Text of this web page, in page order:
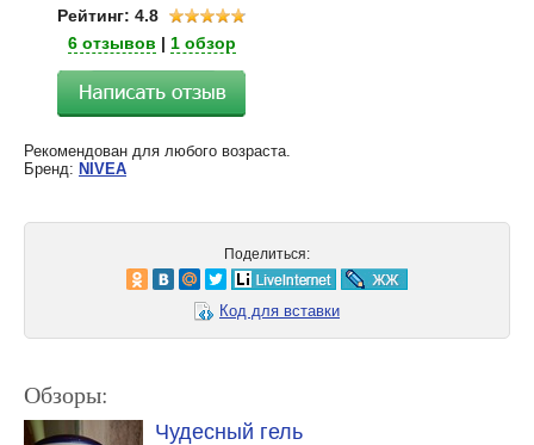
Рейтинг: 4.8
6 отзывов | 1 обзор
Рекомендован для любого возраста.
Бренд: NIVEA
Поделиться:
Код для вставки
Обзоры:
Чудесный гель